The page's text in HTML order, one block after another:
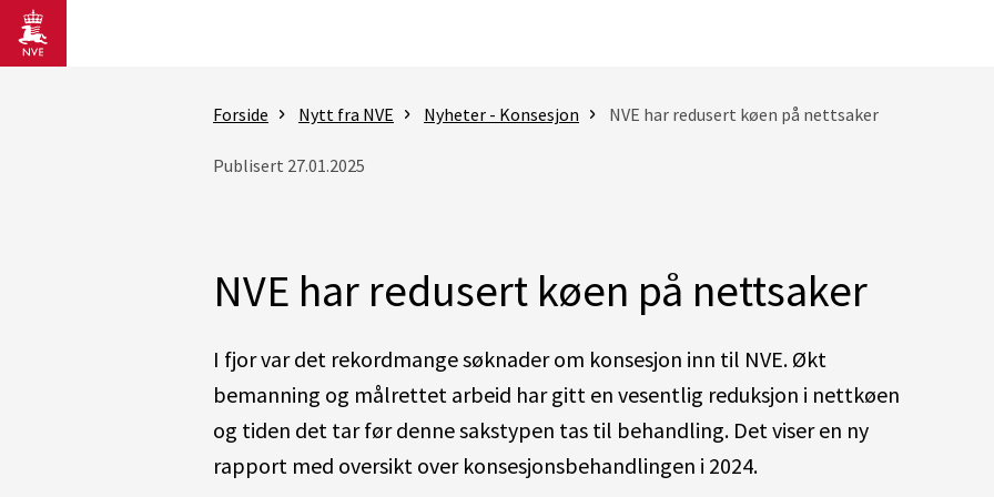
Gå til hovedinnhold
Forside Nytt fra NVE Nyheter - Konsesjon NVE har redusert køen på nettsaker
Publisert 27.01.2025
NVE har redusert køen på nettsaker
I fjorvar det rekordmangesøknader om konsesjon inn til NVE. Økt
bemanning og målrettet arbeid har gitt en vesentlig reduksjon i nettkøen
og tiden det tar førdennesakstypen tas til behandling. Det viseren ny
rapport med oversikt over konsesjonsbehandlingen i 2024.